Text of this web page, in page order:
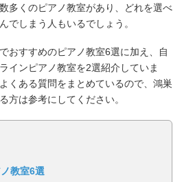
多くのピアノ教室があり、どれを選べ
しまう人もいるでしょう。
おすすめのピアノ教室6選に加え、自
インピアノ教室を2選紹介していま
くある質問をまとめているので、鴻巣
方は参考にしてください。
教室6選